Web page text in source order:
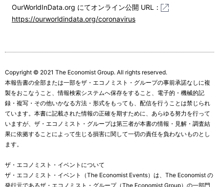
OurWorldInData.org にてオンライン公開 URL：
https://ourworldindata.org/coronavirus
Copyright © 2021 The Economist Group. All rights reserved.
本報告書の全部または一部をザ・エコノミスト・グループの事前承諾なしに複
製をおこなうこと、情報検索システムへ保存をすること、電子的・機械的記
録・複写・その他いかなる方法・形式をもっても、配信を行うことは禁じられ
ています。本書に記載された情報の正確を期すために、あらゆる努力を行って
いますが、ザ・エコノミスト・グループは第三者が本書の情報・見解・調査結
果に依拠することによって生じる損害に関して一切の責任を負わないものとし
ます。
ザ・エコノミスト・イベントについて
ザ・エコノミスト・イベント（The Economist Events）は、The Economist の
発行元であるザ・エコノミスト・グループ（The Economist Group）の一部門